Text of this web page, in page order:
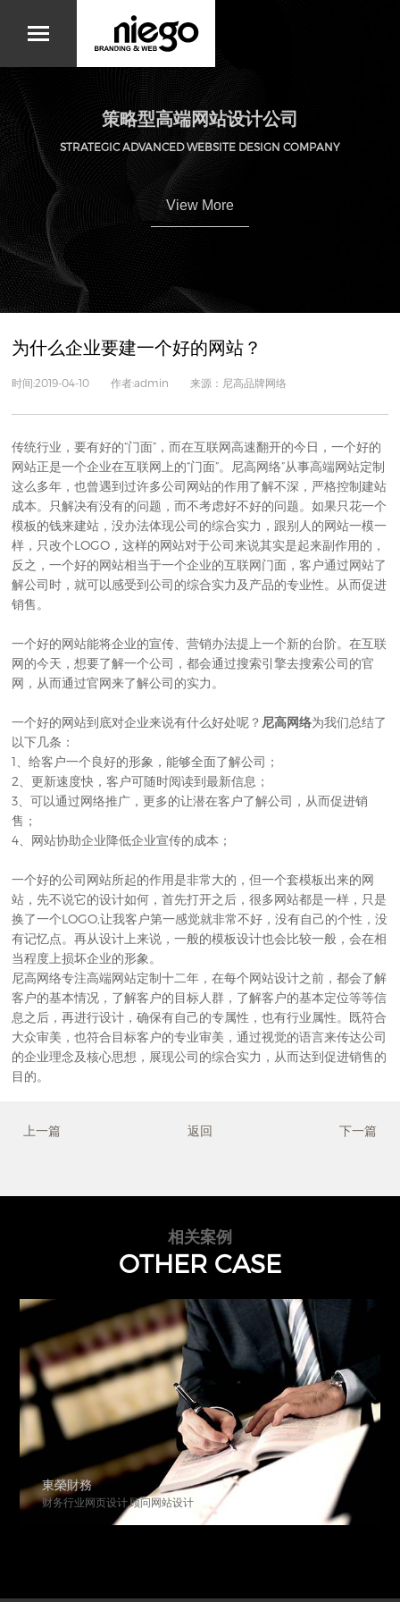
策略型高端网站设计公司
STRATEGIC ADVANCED WEBSITE DESIGN COMPANY
View More
为什么企业要建一个好的网站？
时间:2019-04-10 作者:admin 来源：尼高品牌网络
传统行业，要有好的“门面”，而在互联网高速翻开的今日，一个好的
网站正是一个企业在互联网上的“门面”。尼高网络”从事高端网站定制
这么多年，也曾遇到过许多公司网站的作用了解不深，严格控制建站
成本。只解决有没有的问题，而不考虑好不好的问题。如果只花一个
模板的钱来建站，没办法体现公司的综合实力，跟别人的网站一模一
样，只改个LOGO，这样的网站对于公司来说其实是起来副作用的，
反之，一个好的网站相当于一个企业的互联网门面，客户通过网站了
解公司时，就可以感受到公司的综合实力及产品的专业性。从而促进
销售。
一个好的网站能将企业的宣传、营销办法提上一个新的台阶。在互联
网的今天，想要了解一个公司，都会通过搜索引擎去搜索公司的官
网，从而通过官网来了解公司的实力。
一个好的网站到底对企业来说有什么好处呢？ 尼高网络为我们总结了
以下几条：
1、给客户一个良好的形象，能够全面了解公司；
2、更新速度快，客户可随时阅读到最新信息；
3、可以通过网络推广，更多的让潜在客户了解公司，从而促进销
售；
4、网站协助企业降低企业宣传的成本；
一个好的公司网站所起的作用是非常大的，但一个套模板出来的网
站，先不说它的设计如何，首先打开之后，很多网站都是一样，只是
换了一个LOGO,让我客户第一感觉就非常不好，没有自己的个性，没
有记忆点。再从设计上来说，一般的模板设计也会比较一般，会在相
当程度上损坏企业的形象。
尼高网络专注高端网站定制十二年，在每个网站设计之前，都会了解
客户的基本情况，了解客户的目标人群，了解客户的基本定位等等信
息之后，再进行设计，确保有自己的专属性，也有行业属性。既符合
大众审美，也符合目标客户的专业审美，通过视觉的语言来传达公司
的企业理念及核心思想，展现公司的综合实力，从而达到促进销售的
目的。
上一篇 下一篇
返回
相关案例
OTHER CASE
東榮財務
财务行业网页设计,顾问网站设计